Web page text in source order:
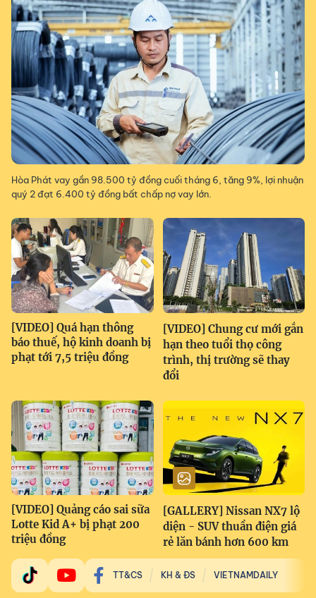
Hòa Phát vay gần 98.500 tỷ đồng cuối tháng 6, tăng 9%, lợi nhuận
quý 2 đạt 6.400 tỷ đồng bất chấp nợ vay lớn.
[VIDEO] Quá hạn thông
báo thuế, hộ kinh doanh bị
phạt tới 7,5 triệu đồng
[VIDEO] Chung cư mới gắn
hạn theo tuổi thọ công
trình, thị trường sẽ thay
đổi
[VIDEO] Quảng cáo sai sữa
Lotte Kid A+ bị phạt 200
triệu đồng
[GALLERY] Nissan NX7 lộ
diện - SUV thuần điện giá
rẻ lăn bánh hơn 600 km
TT&CS KH & ĐS VIETNAMDAILY